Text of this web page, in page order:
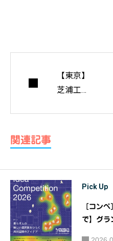
【東京】
芝浦工業
関連記事
Pick Up
［コン
で】グラ